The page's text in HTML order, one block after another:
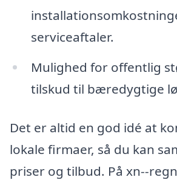
serviceaftaler.
Mulighed for offentlig
tilskud til bæredygtige
Det er altid en god idé at
lokale firmaer, så du kan
priser og tilbud. På xn--